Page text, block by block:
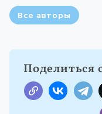
Все авторы
Поделиться